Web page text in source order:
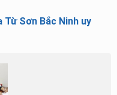
Từ Sơn Bắc Ninh uy